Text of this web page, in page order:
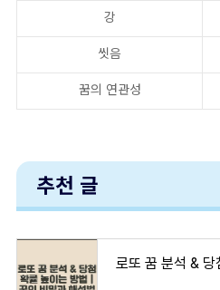
강
씻음
꿈의 연관성
추천 글